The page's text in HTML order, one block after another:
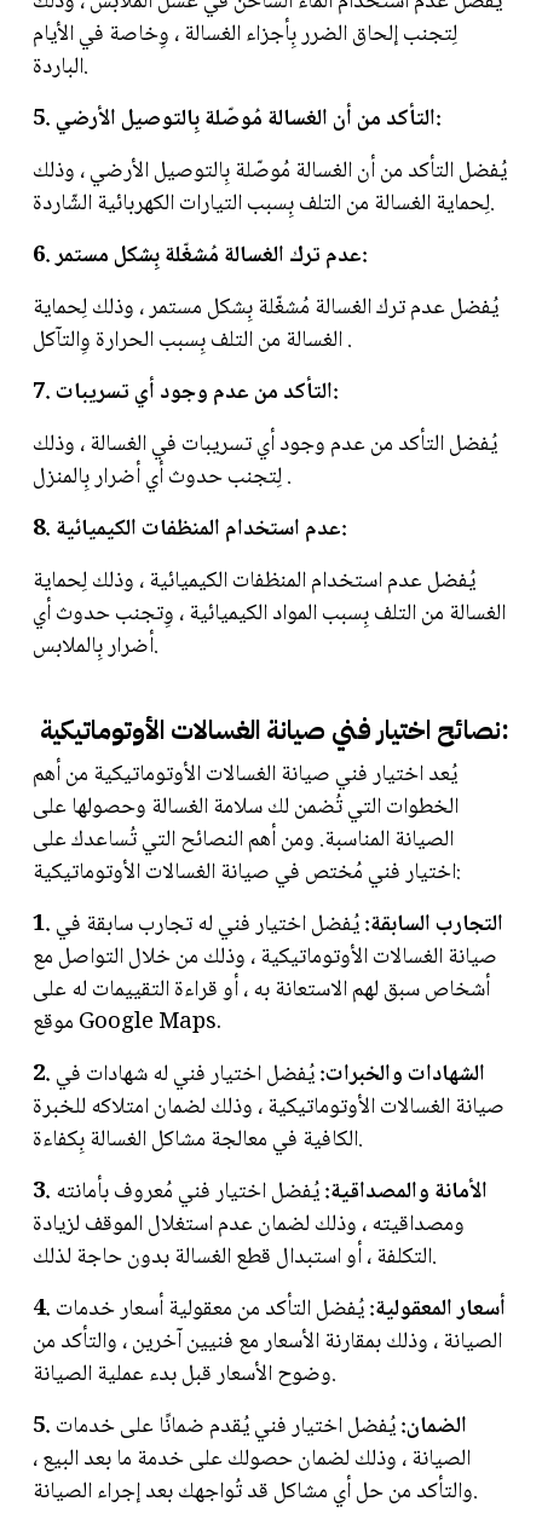
لِتجنب إلحاق الضرر بِأجزاء الغسالة ، وِخاصة في الأيام
الباردة.
5. التأكد من أن الغسالة مُوصّلة بِالتوصيل الأرضي:
يُفضل التأكد من أن الغسالة مُوصّلة بِالتوصيل الأرضي ، وذلك
لِحماية الغسالة من التلف بِسبب التيارات الكهربائية الشّاردة.
6. عدم ترك الغسالة مُشغّلة بِشكل مستمر:
يُفضل عدم ترك الغسالة مُشغّلة بِشكل مستمر ، وذلك لِحماية
الغسالة من التلف بِسبب الحرارة وِالتآكل .
7. التأكد من عدم وجود أي تسريبات:
يُفضل التأكد من عدم وجود أي تسريبات في الغسالة ، وذلك
لِتجنب حدوث أي أضرار بِالمنزل .
8. عدم استخدام المنظفات الكيميائية:
يُفضل عدم استخدام المنظفات الكيميائية ، وذلك لِحماية
الغسالة من التلف بِسبب المواد الكيميائية ، وِتجنب حدوث أي
أضرار بِالملابس.
نصائح اختيار فني صيانة الغسالات الأوتوماتيكية:
يُعد اختيار فني صيانة الغسالات الأوتوماتيكية من أهم
الخطوات التي تُضمن لك سلامة الغسالة وحصولها على
الصيانة المناسبة. ومن أهم النصائح التي تُساعدك على
اختيار فني مُختص في صيانة الغسالات الأوتوماتيكية:
1. التجارب السابقة:يُفضل اختيار فني له تجارب سابقة في
صيانة الغسالات الأوتوماتيكية ، وذلك من خلال التواصل مع
أشخاص سبق لهم الاستعانة به ، أو قراءة التقييمات له على
موقع Google Maps.
2. الشهادات والخبرات:يُفضل اختيار فني له شهادات في
صيانة الغسالات الأوتوماتيكية ، وذلك لضمان امتلاكه للخبرة
الكافية في معالجة مشاكل الغسالة بِكفاءة.
3. الأمانة والمصداقية:يُفضل اختيار فني مُعروف بأمانته
ومصداقيته ، وذلك لضمان عدم استغلال الموقف لزيادة
التكلفة ، أو استبدال قطع الغسالة بدون حاجة لذلك.
4. أسعار المعقولية:يُفضل التأكد من معقولية أسعار خدمات
الصيانة ، وذلك بمقارنة الأسعار مع فنيين آخرين ، والتأكد من
وضوح الأسعار قبل بدء عملية الصيانة.
5. الضمان:يُفضل اختيار فني يُقدم ضمانًا على خدمات
الصيانة ، وذلك لضمان حصولك على خدمة ما بعد البيع ،
والتأكد من حل أي مشاكل قد تُواجهك بعد إجراء الصيانة.